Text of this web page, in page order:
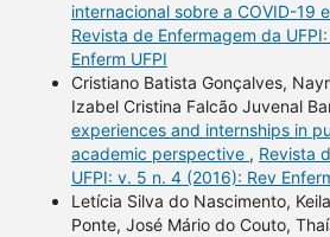
internacional sobre a COVID-19
Revista de Enfermagem da
Enferm UFPI
Cristiano Batista Gonçalves,
Izabel Cristina Falcão Juvenal
experiences and internships in
academic perspective , Revista
UFPI: v. 5 n. 4 (2016): Rev
Letícia Silva do Nascimento,
Ponte, José Mário do Couto,